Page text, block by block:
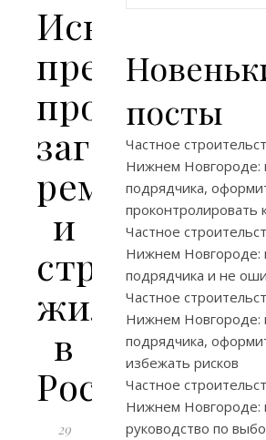
Искусство
загадки
ремонта
и
жилья
в
России
29
посты
Частное
Нижнем Новгороде:
подрядчика,
проконтролировать
Частное
Нижнем Новгороде:
подрядчика и не
Частное
Нижнем Новгороде:
подрядчика,
избежать рисков
Частное
Нижнем Новгороде:
руководство по